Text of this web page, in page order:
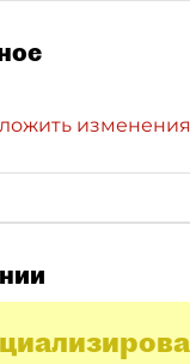
изменения